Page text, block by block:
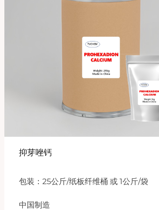
抑芽唑钙
包装：25公斤/纸板纤维桶 或 1公斤/袋
中国制造